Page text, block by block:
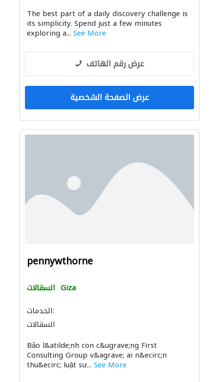
The best part of a daily discovery challenge is
its simplicity. Spend just a few minutes
exploring a... See More
عرض رقم الهاتف
عرض الصفحة الشخصية
pennywthorne
السقالات Giza
الخدمات:
السقالات
Bảo l&atilde;nh con c&ugrave;ng First
Consulting Group v&agrave; ai n&ecirc;n
thu&ecirc; luật sư... See More